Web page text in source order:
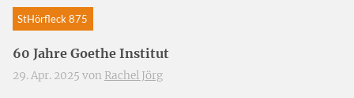
StHörfleck 875
60 Jahre Goethe Institut
29. Apr. 2025 von Rachel Jörg